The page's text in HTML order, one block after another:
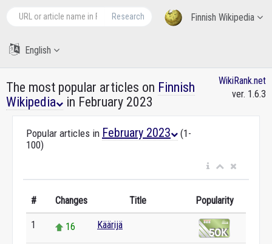
Finnish Wikipedia
Research
English
The most popular articles on Finnish
Wikipedia
in February 2023
WikiRank.net
ver. 1.6.3
Popular articles in February 2023
(1-
100)
# Changes Title Popularity
1 16 Käärijä